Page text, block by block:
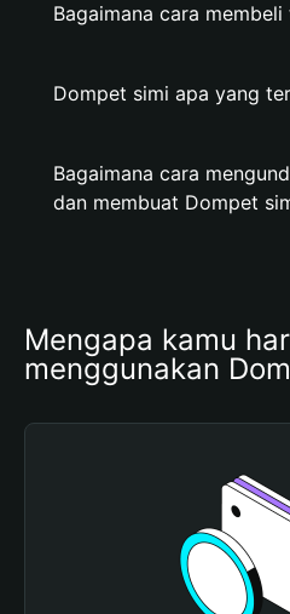
Bagaimana cara
Dompet simi apa yang
Bagaimana cara
dan membuat Dompet
Mengapa kamu
menggunakan